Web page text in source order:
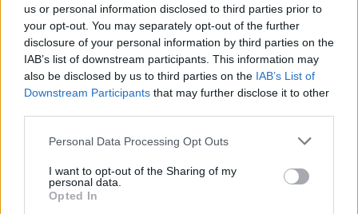
us or personal information disclosed to third parties prior to
your opt-out. You may separately opt-out of the further
disclosure of your personal information by third parties on the
IAB’s list of downstream participants. This information may
also be disclosed by us to third parties on the IAB’s List of
Downstream Participants that may further disclose it to other
Please note that this website/app uses one or more Google
not limited to your visit or usage behaviour. You may click to
grant or deny consent to Google and its third-party tags to
use your data for below specified purposes in below Google
Personal Data Processing Opt Outs
I want to opt-out of the Sharing of my
personal data.
Opted In
Mindezek mellett természetesen érdemes figyelni a
mértékletességreis, hiszen a túlzott
kávéfogyasztás kellemetlen mellékhatásokat,
például fokozottszorongást, fejfájást, szívdobogás-
érzést vagy
refluxot okozhat – emelete ki a Mirror
vezethet.
Ami a még megfelelőnek mondható mennyiséget
a szakértők általában, egy átlagos felnőtt